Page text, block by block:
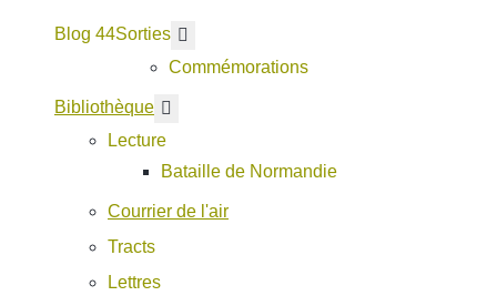
Blog 44Sorties
Commémorations
Bibliothèque
Lecture
Bataille de Normandie
Courrier de l'air
Tracts
Lettres